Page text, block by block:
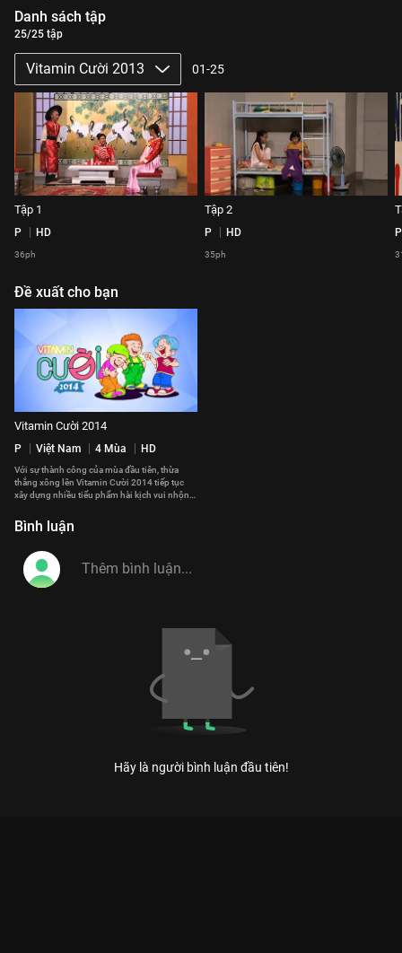
Danh sách tập
25/25 tập
Vitamin Cười 2013 01-25
Tập 1
P HD
36ph
Tập 2
P HD
35ph
P
Đề xuất cho bạn
Vitamin Cười 2014
P Việt Nam 4 Mùa HD
Với sự thành công của mùa đầu tiên, thừa
thắng xông lên Vitamin Cười 2014 tiếp tục
xây dựng nhiều tiểu phẩm hài kịch vui nhộn
sự tham gia góp mặt của nhiều thế hệ nghệ sĩ
tài năng trong nhiều lĩnh vực của showbiz
điểm hẹn cuối tuần lý tưởng cho khán giả mọi
lứa tuổi những phút giây thư giãn hoản hảo.
#vitamin_cuoi_2014
Bình luận
Hãy là người bình luận đầu tiên!